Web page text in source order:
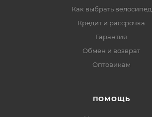
Как выбрать велосипед
Кредит и рассрочка
Гарантия
Обмен и возврат
Оптовикам
ПОМОЩЬ